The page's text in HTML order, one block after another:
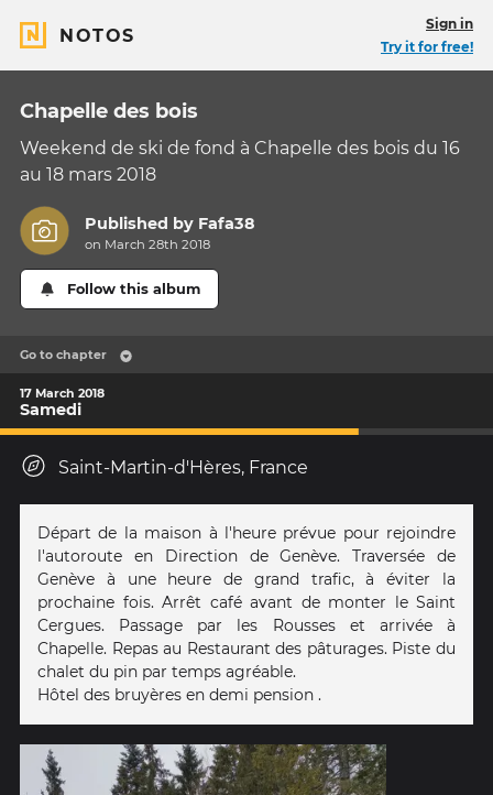
NOTOS
Sign in
Try it for free!
Chapelle des bois
Weekend de ski de fond à Chapelle des bois du 16
au 18 mars 2018
Published by Fafa38
on March 28th 2018
Follow this album
Go to chapter
17 March 2018
Samedi
Saint-Martin-d'Hères, France
Départ de la maison à l'heure prévue pour rejoindre
l'autoroute en Direction de Genève. Traversée de
Genève à une heure de grand trafic, à éviter la
prochaine fois. Arrêt café avant de monter le Saint
Cergues. Passage par les Rousses et arrivée à
Chapelle. Repas au Restaurant des pâturages. Piste du
chalet du pin par temps agréable.
Hôtel des bruyères en demi pension .